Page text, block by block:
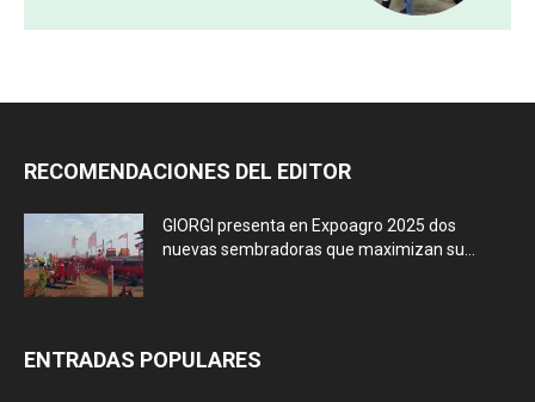
RECOMENDACIONES DEL EDITOR
GIORGI presenta en Expoagro 2025 dos
nuevas sembradoras que maximizan su...
ENTRADAS POPULARES